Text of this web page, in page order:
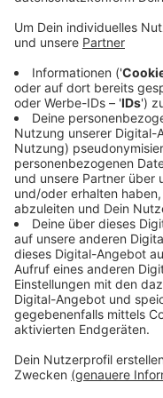
Wir haben schon
Kitas immer wieder
Personal fehlt.
sondern auch
Brief erkennen die
schwieriges
Zusammenarbeit
die besser zu den
passen. Und sie
Kinderbetreuung
Grundrecht sein
Veröffentlicht:
Anzeige